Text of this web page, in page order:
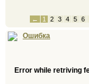
← 1 2 3 4 5 6
Ошибка
Error while retriving